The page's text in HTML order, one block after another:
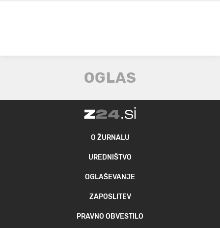
O ŽURNALU
UREDNIŠTVO
OGLAŠEVANJE
ZAPOSLITEV
PRAVNO OBVESTILO